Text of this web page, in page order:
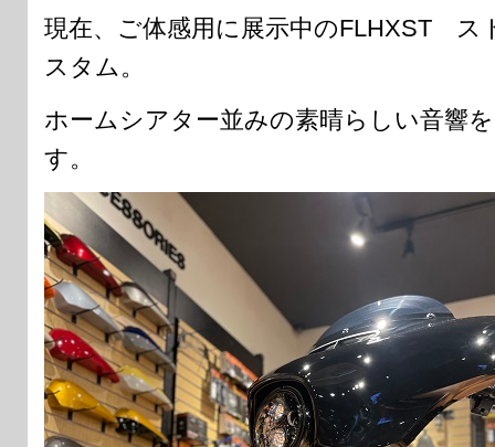
現在、ご体感用に展示中のFLHXST ス
スタム。
ホームシアター並みの素晴らしい音響
す。